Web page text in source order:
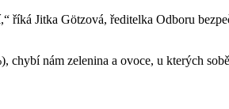
říká Jitka Götzová, ředitelka Odboru
nám zelenina a ovoce, u kterých